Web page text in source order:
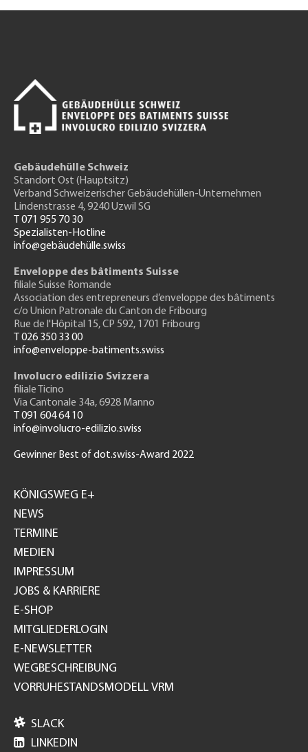
Gebäudehülle Schweiz
Standort Ost (Hauptsitz)
Verband Schweizerischer Gebäudehüllen-Unternehmen
Lindenstrasse 4, 9240 Uzwil SG
T 071 955 70 30
Spezialisten-Hotline
info@gebäudehülle.swiss
Enveloppe des bâtiments Suisse
filiale Suisse Romande
Association des entrepreneurs d’enveloppe des bâtiments
c/o Union Patronale du Canton de Fribourg
Rue de l'Hôpital 15, CP 592, 1701 Fribourg
T 026 350 33 00
info@enveloppe-batiments.swiss
Involucro edilizio Svizzera
filiale Ticino
Via Cantonale 34a, 6928 Manno
T 091 604 64 10
info@involucro-edilizio.swiss
Gewinner Best of dot.swiss-Award 2022
GH
KÖNIGSWEG E+
NEWS
TERMINE
MEDIEN
IMPRESSUM
JOBS & KARRIERE
E-SHOP
MITGLIEDERLOGIN
E-NEWSLETTER
WEGBESCHREIBUNG
VORRUHESTANDSMODELL VRM
 SLACK
 LINKEDIN